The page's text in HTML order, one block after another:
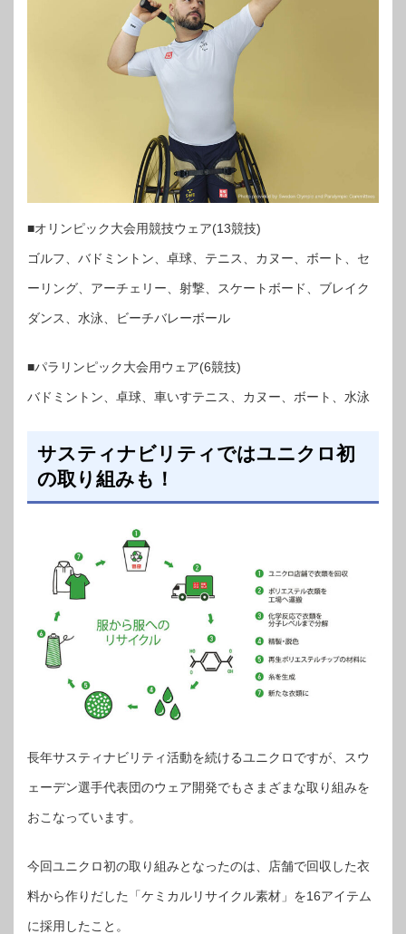
■オリンピック大会用競技ウェア(13競技)
ゴルフ、バドミントン、卓球、テニス、カヌー、ボート、セ
ーリング、アーチェリー、射撃、スケートボード、ブレイク
ダンス、水泳、ビーチバレーボール
■パラリンピック大会用ウェア(6競技)
バドミントン、卓球、車いすテニス、カヌー、ボート、水泳
サスティナビリティではユニクロ初
の取り組みも！
長年サスティナビリティ活動を続けるユニクロですが、スウ
ェーデン選手代表団のウェア開発でもさまざまな取り組みを
おこなっています。
今回ユニクロ初の取り組みとなったのは、店舗で回収した衣
料から作りだした「ケミカルリサイクル素材」を16アイテム
に採用したこと。